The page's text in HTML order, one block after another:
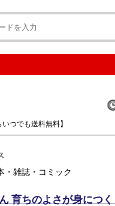
つでも送料無料】
・雑誌・コミック
育ちのよさが身につ